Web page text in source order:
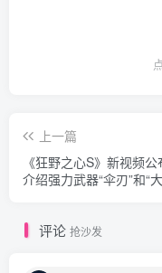
上一篇
《狂野之心S》新视频公
介绍强力武器“伞刃”和“
评论 抢沙发